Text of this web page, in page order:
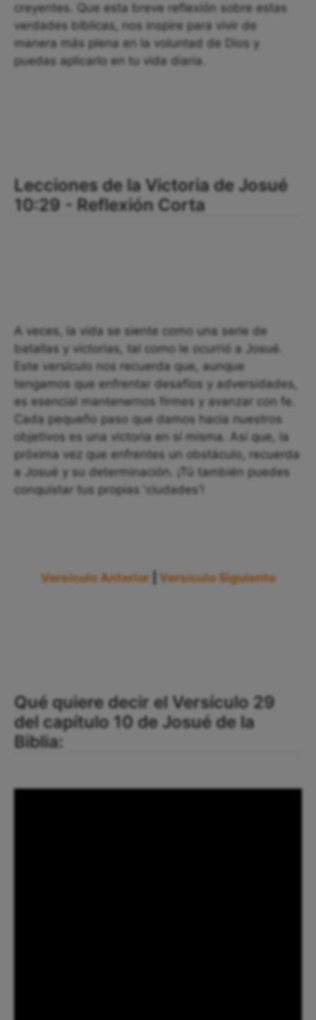
creyentes. Que esta breve reflexión sobre estas
verdades bíblicas, nos inspire para vivir de
manera más plena en la voluntad de Dios y
puedas aplicarlo en tu vida diaria.
Lecciones de la Victoria de Josué
10:29 - Reflexión Corta
A veces, la vida se siente como una serie de
batallas y victorias, tal como le ocurrió a Josué.
Este versículo nos recuerda que, aunque
tengamos que enfrentar desafíos y adversidades,
es esencial mantenernos firmes y avanzar con fe.
Cada pequeño paso que damos hacia nuestros
objetivos es una victoria en sí misma. Así que, la
próxima vez que enfrentes un obstáculo, recuerda
a Josué y su determinación. ¡Tú también puedes
conquistar tus propias 'ciudades'!
Versículo Anterior Versículo Siguiente
Qué quiere decir el Versículo 29
del capítulo 10 de Josué de la
Biblia: